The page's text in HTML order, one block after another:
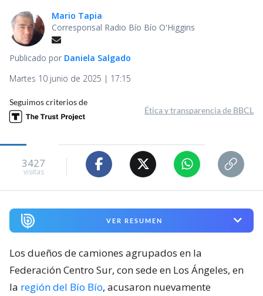
Mario Tapia
Corresponsal Radio Bío Bío O'Higgins
Publicado por Daniela Salgado
Martes 10 junio de 2025 | 17:15
Seguimos criterios de
Ética y transparencia de BBCL
3427
visitas
VER RESUMEN
Los dueños de camiones agrupados en la
Federación Centro Sur, con sede en Los Ángeles, en
la región del Bío Bío, acusaron nuevamente